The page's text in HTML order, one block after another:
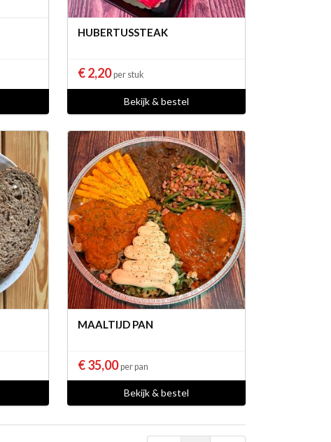
HUBERTUSSTEAK
€ 2,20per stuk
Bekijk & bestel
MAALTIJD PAN
€ 35,00per pan
Bekijk & bestel